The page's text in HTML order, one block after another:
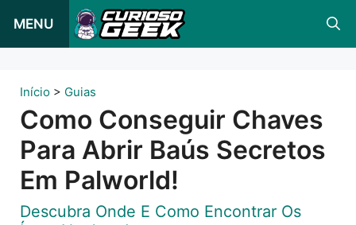
para
conteúdo
MENU
Início > Guias
Como Conseguir Chaves
Para Abrir Baús Secretos
Em Palworld!
Descubra Onde E Como Encontrar Os